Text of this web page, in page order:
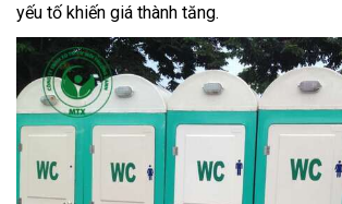
yếu tố khiến giá thành tăng.